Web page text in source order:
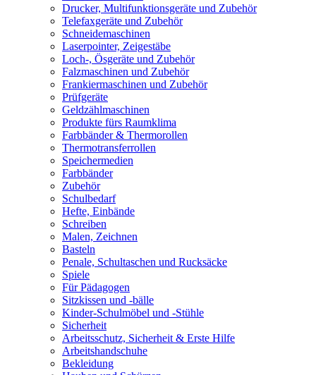
Drucker, Multifunktionsgeräte und Zubehör
Telefaxgeräte und Zubehör
Schneidemaschinen
Laserpointer, Zeigestäbe
Loch-, Ösgeräte und Zubehör
Falzmaschinen und Zubehör
Frankiermaschinen und Zubehör
Prüfgeräte
Geldzählmaschinen
Produkte fürs Raumklima
Farbbänder & Thermorollen
Thermotransferrollen
Speichermedien
Farbbänder
Zubehör
Schulbedarf
Hefte, Einbände
Schreiben
Malen, Zeichnen
Basteln
Penale, Schultaschen und Rucksäcke
Spiele
Für Pädagogen
Sitzkissen und -bälle
Kinder-Schulmöbel und -Stühle
Sicherheit
Arbeitsschutz, Sicherheit & Erste Hilfe
Arbeitshandschuhe
Bekleidung